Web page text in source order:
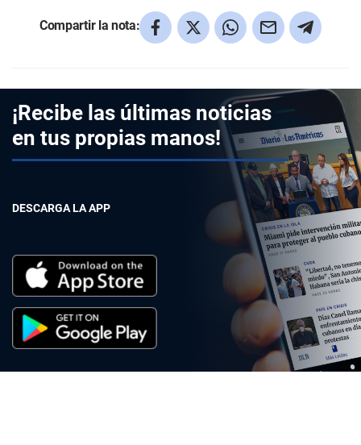
Compartir la nota:
¡Recibe las últimas noticias
en tus propias manos!
DESCARGA LA APP